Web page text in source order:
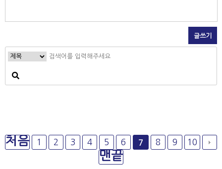
글쓰기
처음 1 2 3 4 5 6 7 8 9 10
맨끝